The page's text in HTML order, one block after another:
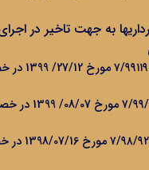
به جهت تاخیر در
نظریه
نظر مشورتی
نظریه